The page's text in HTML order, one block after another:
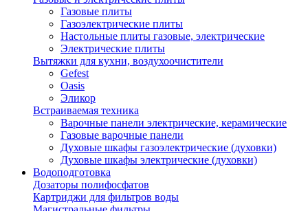
Газовые плиты
Газоэлектрические плиты
Настольные плиты газовые, электрические
Электрические плиты
Вытяжки для кухни, воздухоочистители
Gefest
Oasis
Эликор
Встраиваемая техника
Варочные панели электрические, керамические
Газовые варочные панели
Духовые шкафы газоэлектрические (духовки)
Духовые шкафы электрические (духовки)
Водоподготовка
Дозаторы полифосфатов
Картриджи для фильтров воды